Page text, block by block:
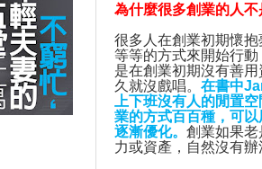
為什麼很多創業的人
很多人在創業初期懷
等等的方式來開始行
是在創業初期沒有善
久就沒戲唱。 在書中
上下班沒有人的閒置
業的方式百百種，可
逐漸優化。 創業如果老
力或資產，自然沒有